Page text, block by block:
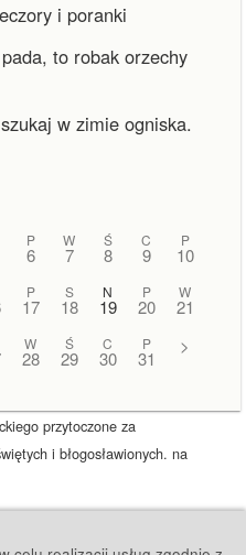
i poranki
to robak orzechy
w zimie ogniska.
P
6
W
7
Ś
8
C
9
P
10
P
17
S
18
N
19
P
20
W
21
W
28
Ś
29
C
30
P
31
>
przytoczone za
i błogosławionych. na